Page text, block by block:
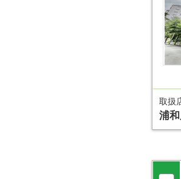
取扱
浦